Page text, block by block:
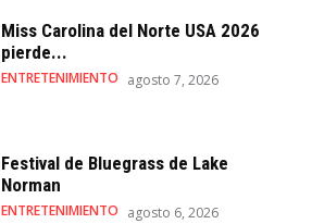
Miss Carolina del Norte USA 2026
pierde...
ENTRETENIMIENTO agosto 7, 2026
Festival de Bluegrass de Lake
Norman
ENTRETENIMIENTO agosto 6, 2026